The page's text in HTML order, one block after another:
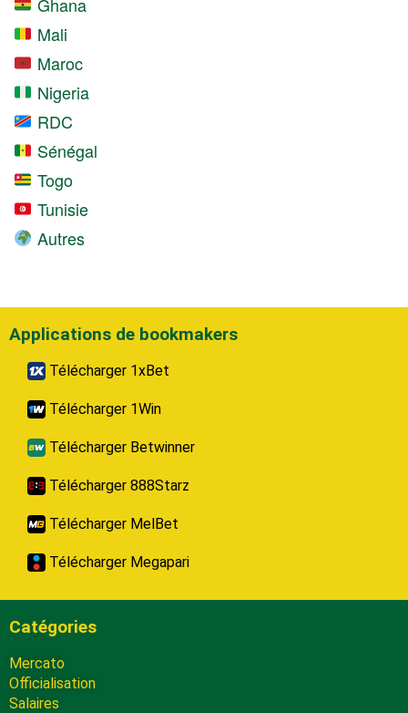
Mali
Maroc
Nigeria
RDC
Sénégal
Togo
Tunisie
Autres
Applications de bookmakers
Télécharger 1xBet
Télécharger 1Win
Télécharger Betwinner
Télécharger 888Starz
Télécharger MelBet
Télécharger Megapari
Catégories
Mercato
Officialisation
Salaires